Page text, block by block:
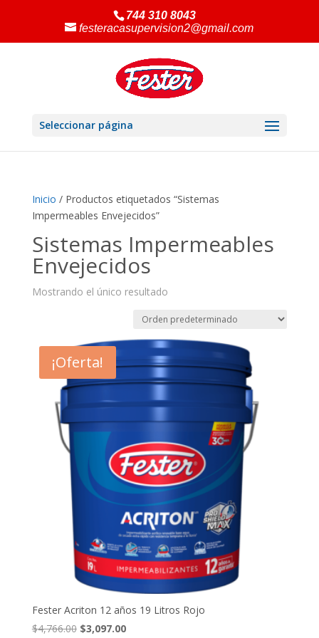
744 310 8043
festeracasupervision2@gmail.com
Seleccionar página
Inicio / Productos etiquetados “Sistemas
Impermeables Envejecidos”
Sistemas Impermeables
Envejecidos
Mostrando el único resultado
¡Oferta!
Fester Acriton 12 años 19 Litros Rojo
$4,766.00 El
$3,097.00El